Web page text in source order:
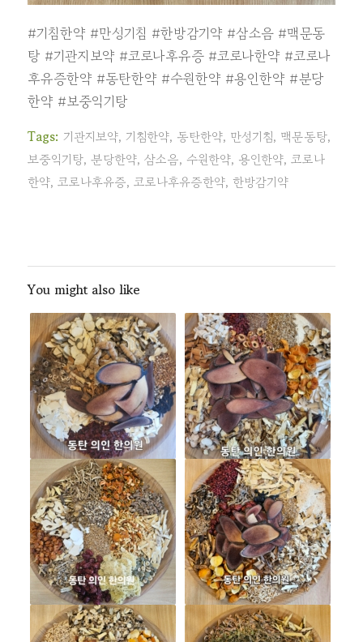
#기침한약 #만성기침 #한방감기약 #삼소음 #맥문동
탕 #기관지보약 #코로나후유증 #코로나한약 #코로나
후유증한약 #동탄한약 #수원한약 #용인한약 #분당
한약 #보중익기탕
Tags: 기관지보약, 기침한약, 동탄한약, 만성기침, 맥문동탕,
보중익기탕, 분당한약, 삼소음, 수원한약, 용인한약, 코로나
한약, 코로나후유증, 코로나후유증한약, 한방감기약
You might also like